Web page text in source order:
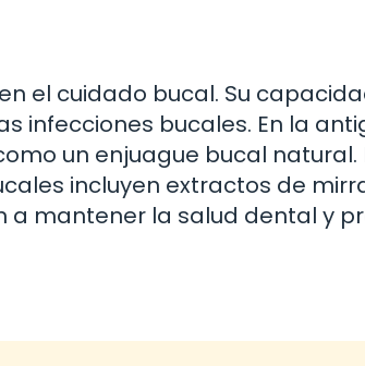
el cuidado bucal. Su
infecciones bucales. En la
un enjuague bucal natural.
incluyen extractos de
mantener la salud dental y